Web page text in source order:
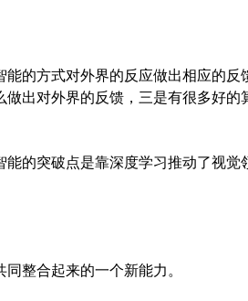
的方式对外界的反应做出相应的反
出对外界的反馈，三是有很多好的
的突破点是靠深度学习推动了视觉
整合起来的一个新能力。